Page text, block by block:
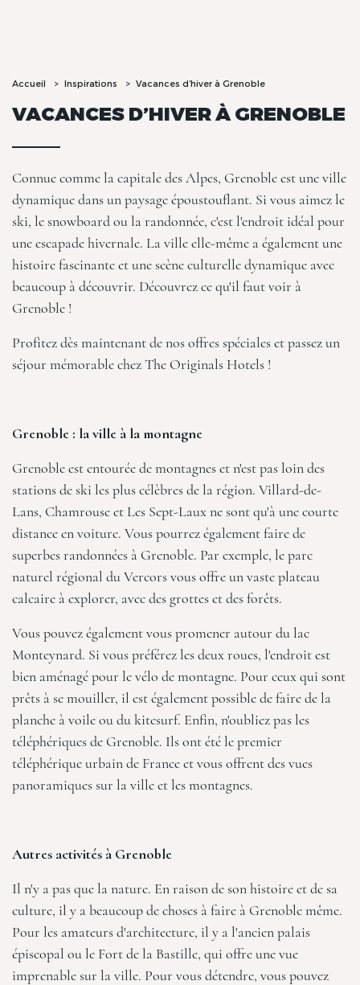
Accueil Inspirations Vacances d’hiver à Grenoble
VACANCES D’HIVER À GRENOBLE
Connue comme la capitale des Alpes, Grenoble est une ville
dynamique dans un paysage époustouflant. Si vous aimez le
ski, le snowboard ou la randonnée, c'est l'endroit idéal pour
une escapade hivernale. La ville elle-même a également une
histoire fascinante et une scène culturelle dynamique avec
beaucoup à découvrir. Découvrez ce qu'il faut voir à
Grenoble !
Profitez dès maintenant de nosoffres spécialeset passez un
séjour mémorable chezThe Originals Hotels !
Grenoble : la ville à la montagne
Grenoble est entourée de montagnes et n'est pas loin des
stations de ski les plus célèbres de la région. Villard-de-
Lans, Chamrouse et Les Sept-Laux ne sont qu'à une courte
distance en voiture. Vous pourrez également faire de
superbes randonnées à Grenoble. Par exemple, le parc
naturel régional du Vercors vous offre un vaste plateau
calcaire à explorer, avec des grottes et des forêts.
Vous pouvez également vous promener autour du lac
Monteynard. Si vous préférez les deux roues, l'endroit est
bien aménagé pour le vélo de montagne. Pour ceux qui sont
prêts à se mouiller, il est également possible de faire de la
planche à voile ou du kitesurf. Enfin, n'oubliez pas les
téléphériques de Grenoble. Ils ont été le premier
téléphérique urbain de France et vous offrent des vues
panoramiques sur la ville et les montagnes.
Autres activités à Grenoble
Il n'y a pas que la nature. En raison de son histoire et de sa
culture, il y a beaucoup de choses à faire à Grenoble même.
Pour les amateurs d'architecture, il y a l'ancien palais
épiscopal ou le Fort de la Bastille, qui offre une vue
imprenable sur la ville. Pour vous détendre, vous pouvez